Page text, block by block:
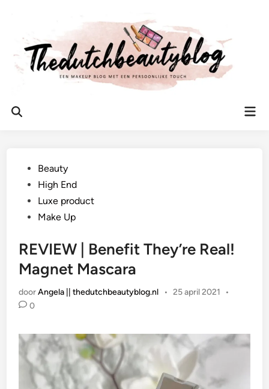
inhoud
Zoeken
Geplaatst
Beauty
High End
Luxe product
Make Up
REVIEW | Benefit They’re Real!
Magnet Mascara
doorAngela || thedutchbeautyblog.nl • 25 april 2021
•
0